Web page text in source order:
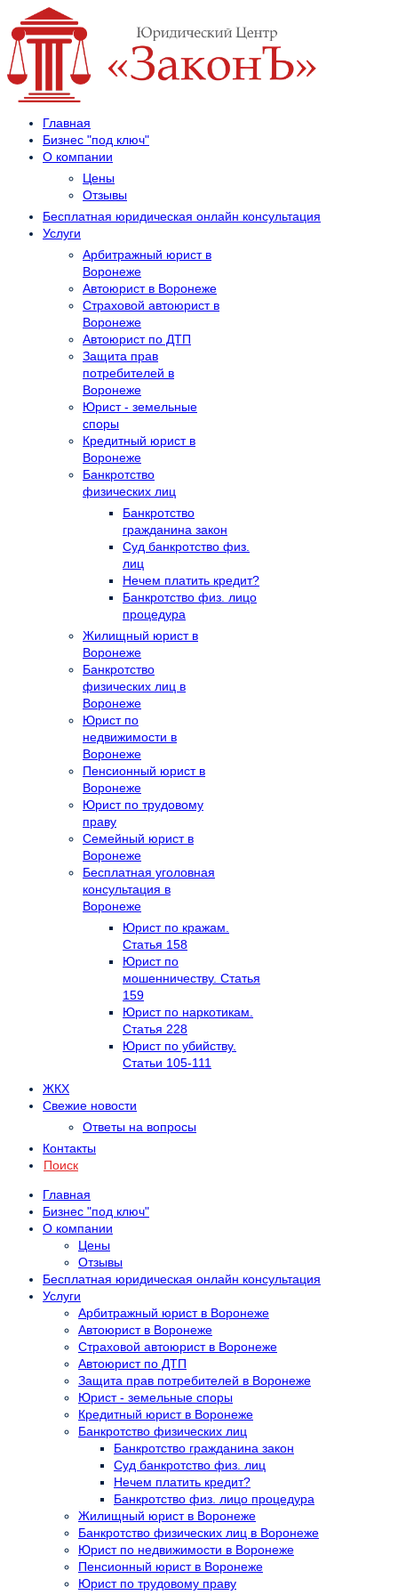
Главная
Бизнес "под ключ"
О компании
Цены
Отзывы
Бесплатная юридическая онлайн консультация
Услуги
Арбитражный юрист в
Воронеже
Автоюрист в Воронеже
Страховой автоюрист в
Воронеже
Автоюрист по ДТП
Защита прав
потребителей в
Воронеже
Юрист - земельные
споры
Кредитный юрист в
Воронеже
Банкротство
физических лиц
Банкротство
гражданина закон
Суд банкротство физ.
лиц
Нечем платить кредит?
Банкротство физ. лицо
процедура
Жилищный юрист в
Воронеже
Банкротство
физических лиц в
Воронеже
Юрист по
недвижимости в
Воронеже
Пенсионный юрист в
Воронеже
Юрист по трудовому
праву
Семейный юрист в
Воронеже
Бесплатная уголовная
консультация в
Воронеже
Юрист по кражам.
Статья 158
Юрист по
мошенничеству. Статья
159
Юрист по наркотикам.
Статья 228
Юрист по убийству.
Статьи 105-111
ЖКХ
Свежие новости
Ответы на вопросы
Контакты
Поиск
Главная
Бизнес "под ключ"
О компании
Цены
Отзывы
Бесплатная юридическая онлайн консультация
Услуги
Арбитражный юрист в Воронеже
Автоюрист в Воронеже
Страховой автоюрист в Воронеже
Автоюрист по ДТП
Защита прав потребителей в Воронеже
Юрист - земельные споры
Кредитный юрист в Воронеже
Банкротство физических лиц
Банкротство гражданина закон
Суд банкротство физ. лиц
Нечем платить кредит?
Банкротство физ. лицо процедура
Жилищный юрист в Воронеже
Банкротство физических лиц в Воронеже
Юрист по недвижимости в Воронеже
Пенсионный юрист в Воронеже
Юрист по трудовому праву